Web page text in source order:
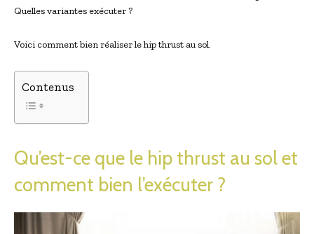
Quelles variantes exécuter ?
Voici comment bien réaliser le hip thrust au sol.
Contenus
Qu’est-ce que le hip thrust au sol et
comment bien l’exécuter ?